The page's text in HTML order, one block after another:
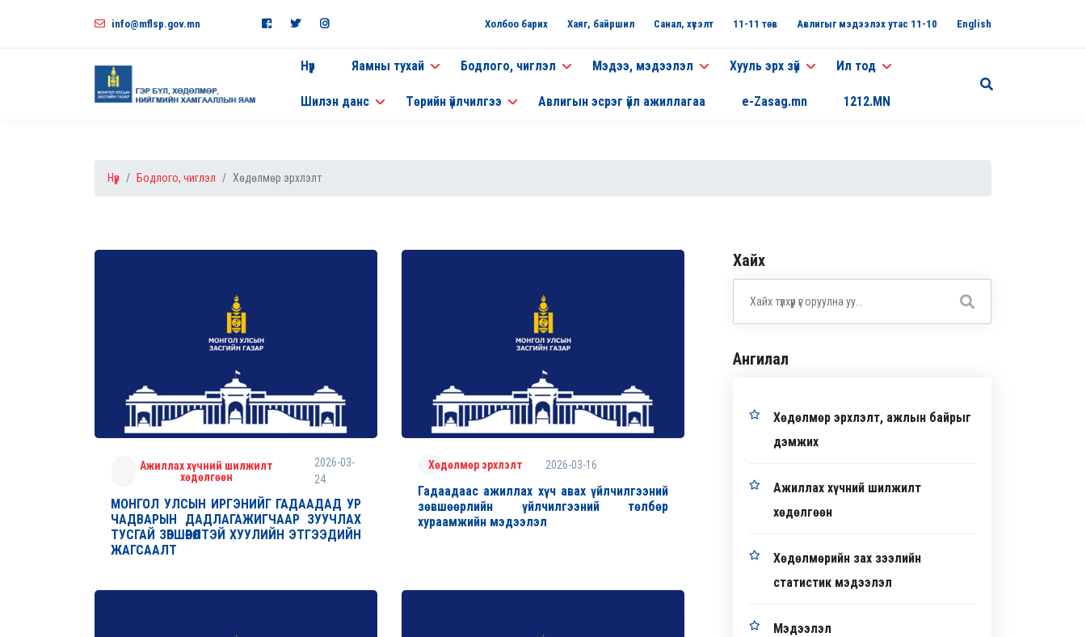
info@mflsp.gov.mn Холбоо барих Хаяг, байршил Санал, хүсэлт 11-11 төв Авлигыг мэдээлэх утас 11-10 English
Нүүр Яамны тухай Бодлого, чиглэл Мэдээ, мэдээлэл Хууль эрх зүй Ил тод
Шилэн данс Төрийн үйлчилгээ Авлигын эсрэг үйл ажиллагаа e-Zasag.mn 1212.MN
Нүүр Бодлого, чиглэл Хөдөлмөр эрхлэлт
Ажиллах хүчний шилжилт
хөдөлгөөн
2026-03-
24
МОНГОЛ УЛСЫН ИРГЭНИЙГ ГАДААДАД УР
ЧАДВАРЫН ДАДЛАГАЖИГЧААР ЗУУЧЛАХ
ТУСГАЙ ЗӨВШӨӨРӨЛТЭЙ ХУУЛИЙН ЭТГЭЭДИЙН
ЖАГСААЛТ
Хөдөлмөр эрхлэлт 2026-03-16
Гадаадаас ажиллах хүч авах үйлчилгээний
зөвшөөрлийн үйлчилгээний төлбөр
хураамжийн мэдээлэл
Хайх
Ангилал
Хөдөлмөр эрхлэлт, ажлын байрыг
дэмжих
Ажиллах хүчний шилжилт
хөдөлгөөн
Хөдөлмөрийн зах зээлийн
статистик мэдээлэл
Мэдээлэл